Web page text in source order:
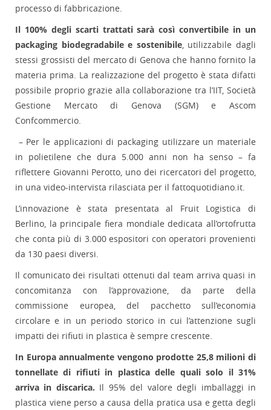
processo di fabbricazione.
Il 100% degli scarti trattati sarà così convertibile in un
packaging biodegradabile e sostenibile, utilizzabile dagli
stessi grossisti del mercato di Genova che hanno fornito la
materia prima. La realizzazione del progetto è stata difatti
possibile proprio grazie alla collaborazione tra l’IIT, Società
Gestione Mercato di Genova (SGM) e Ascom
Confcommercio.
– Per le applicazioni di packaging utilizzare un materiale
in polietilene che dura 5.000 anni non ha senso – fa
riflettere Giovanni Perotto, uno dei ricercatori del progetto,
in una video-intervista rilasciata per il fattoquotidiano.it.
L’innovazione è stata presentata al Fruit Logistica di
Berlino, la principale fiera mondiale dedicata all’ortofrutta
che conta più di 3.000 espositori con operatori provenienti
da 130 paesi diversi.
Il comunicato dei risultati ottenuti dal team arriva quasi in
concomitanza con l’approvazione, da parte della
commissione europea, del pacchetto sull’economia
circolare e in un periodo storico in cui l’attenzione sugli
impatti dei rifiuti in plastica è sempre crescente.
In Europa annualmente vengono prodotte 25,8 milioni di
tonnellate di rifiuti in plastica delle quali solo il 31%
arriva in discarica. Il 95% del valore degli imballaggi in
plastica viene perso a causa della pratica usa e getta degli